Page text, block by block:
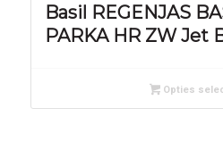
Basil REGENJAS
PARKA HR ZW Jet
Opties